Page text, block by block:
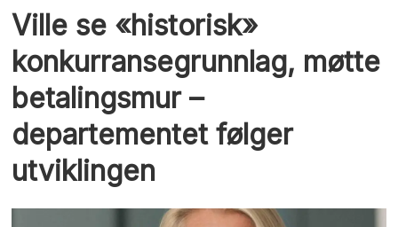
Ville se «historisk»
konkurransegrunnlag, møtte
betalingsmur –
departementet følger
utviklingen